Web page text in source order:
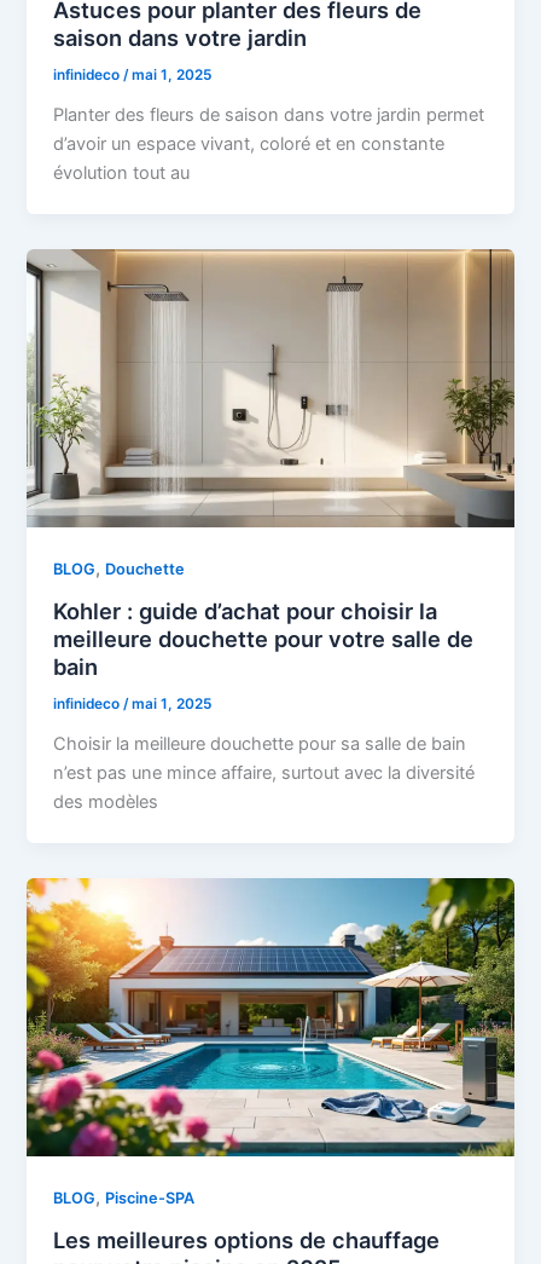
Astuces pour planter des fleurs de
saison dans votre jardin
infinideco/mai 1, 2025
Planter des fleurs de saison dans votre jardin permet
d’avoir un espace vivant, coloré et en constante
évolution tout au
BLOG, Douchette
Kohler : guide d’achat pour choisir la
meilleure douchette pour votre salle de
bain
infinideco /mai 1, 2025
Choisir la meilleure douchette pour sa salle de bain
n’est pas une mince affaire, surtout avec la diversité
des modèles
BLOG, Piscine-SPA
Les meilleures options de chauffage